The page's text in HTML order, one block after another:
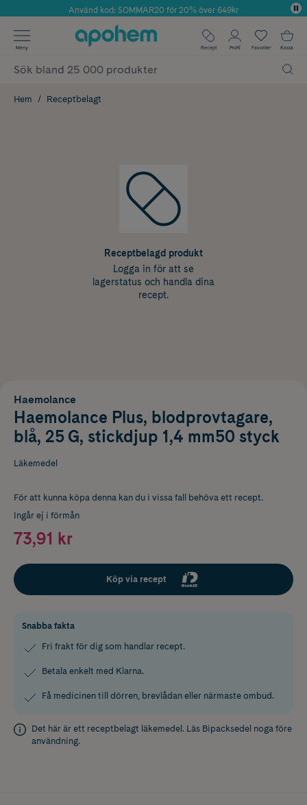
Årets Butik 2025 inom Skönhet
Använd kod: SOMMAR20 för 20% över 649kr
✓ Fri frakt
✓ Poäng på alla köp*
Meny Recept Profil Favoriter Kassa
Hem Receptbelagt
Receptbelagd produkt
Logga in för att se
lagerstatus och handla dina
recept.
Haemolance
Haemolance Plus, blodprovtagare,
blå, 25 G, stickdjup 1,4 mm50 styck
Läkemedel
För att kunna köpa denna kan du i vissa fall behöva ett recept.
Ingår ej i förmån
73,91 kr
Köp via recept
Snabba fakta
Fri frakt för dig som handlar recept.
Betala enkelt med Klarna.
Få medicinen till dörren, brevlådan eller närmaste ombud.
Det här är ett receptbelagt läkemedel. Läs Bipacksedel noga före
användning.